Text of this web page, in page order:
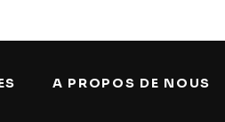
A PROPOS DE NOUS